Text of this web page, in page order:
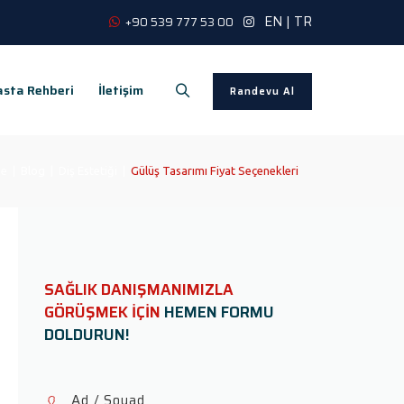
+90 539 777 53 00 EN | TR
Randevu Al
Rehberi İletişim
Gülüş Tasarımı Fiyat Seçenekleri
SAĞLIK DANIŞMANIMIZLA
GÖRÜŞMEK İÇİN HEMEN FORMU
DOLDURUN!